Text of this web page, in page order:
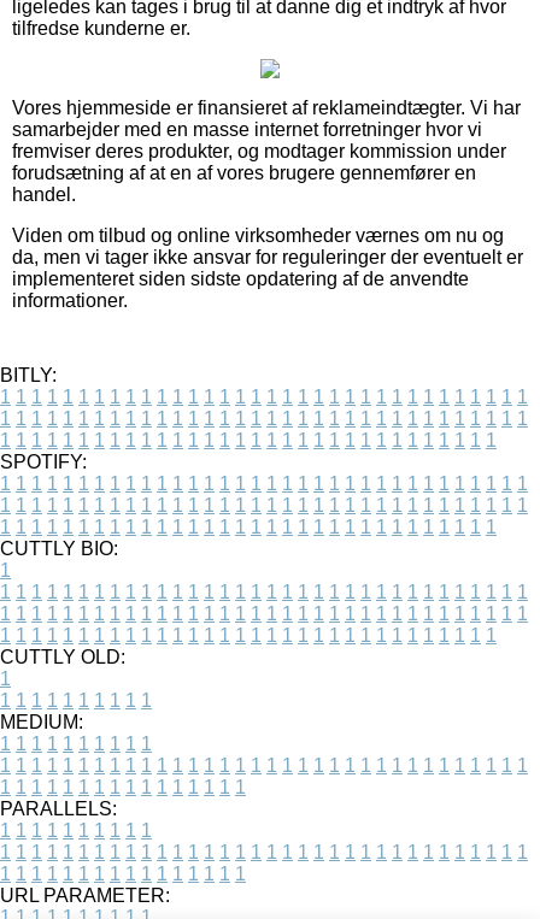
ligeledes kan tages i brug til at danne dig et indtryk af hvor
tilfredse kunderne er.
Vores hjemmeside er finansieret af reklameindtægter. Vi har
samarbejder med en masse internet forretninger hvor vi
fremviser deres produkter, og modtager kommission under
forudsætning af at en af vores brugere gennemfører en
handel.
Viden om tilbud og online virksomheder værnes om nu og
da, men vi tager ikke ansvar for reguleringer der eventuelt er
implementeret siden sidste opdatering af de anvendte
informationer.
BITLY:
1 1 1 1 1 1 1 1 1 1 1 1 1 1 1 1 1 1 1 1 1 1 1 1 1 1 1 1 1 1 1 1 1 1
1 1 1 1 1 1 1 1 1 1 1 1 1 1 1 1 1 1 1 1 1 1 1 1 1 1 1 1 1 1 1 1 1 1
1 1 1 1 1 1 1 1 1 1 1 1 1 1 1 1 1 1 1 1 1 1 1 1 1 1 1 1 1 1 1 1
SPOTIFY:
1 1 1 1 1 1 1 1 1 1 1 1 1 1 1 1 1 1 1 1 1 1 1 1 1 1 1 1 1 1 1 1 1 1
1 1 1 1 1 1 1 1 1 1 1 1 1 1 1 1 1 1 1 1 1 1 1 1 1 1 1 1 1 1 1 1 1 1
1 1 1 1 1 1 1 1 1 1 1 1 1 1 1 1 1 1 1 1 1 1 1 1 1 1 1 1 1 1 1 1
CUTTLY BIO:
1
1 1 1 1 1 1 1 1 1 1 1 1 1 1 1 1 1 1 1 1 1 1 1 1 1 1 1 1 1 1 1 1 1 1
1 1 1 1 1 1 1 1 1 1 1 1 1 1 1 1 1 1 1 1 1 1 1 1 1 1 1 1 1 1 1 1 1 1
1 1 1 1 1 1 1 1 1 1 1 1 1 1 1 1 1 1 1 1 1 1 1 1 1 1 1 1 1 1 1 1
CUTTLY OLD:
1
1 1 1 1 1 1 1 1 1 1
MEDIUM:
1 1 1 1 1 1 1 1 1 1
1 1 1 1 1 1 1 1 1 1 1 1 1 1 1 1 1 1 1 1 1 1 1 1 1 1 1 1 1 1 1 1 1 1
1 1 1 1 1 1 1 1 1 1 1 1 1 1 1 1
PARALLELS:
1 1 1 1 1 1 1 1 1 1
1 1 1 1 1 1 1 1 1 1 1 1 1 1 1 1 1 1 1 1 1 1 1 1 1 1 1 1 1 1 1 1 1 1
1 1 1 1 1 1 1 1 1 1 1 1 1 1 1 1
URL PARAMETER: